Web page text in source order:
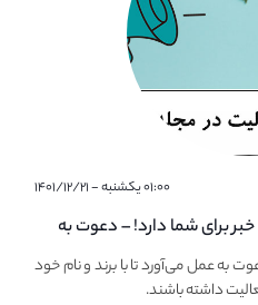
۰۱:۰۰ یکشنبه - ۱۴۰۱/۱۲/۲۱
برای شما دارد! – دعوت به
به عمل می‌آورد تا با برند و نام خود
داشته باشند.